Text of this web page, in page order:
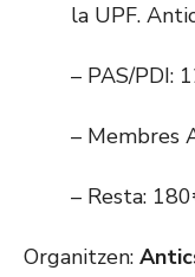
la UPF.
– PAS/PDI:
– Membres
– Resta:
Organitzen: